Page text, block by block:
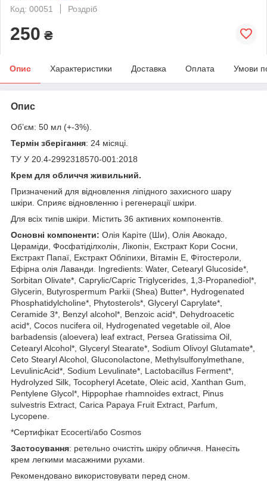
Код: 00051
Роздріб
250 ₴
Опис Характеристики Доставка Оплата Умови
Опис
Об’єм: 50 мл (+-3%).
Термін зберігання: 24 місяці.
ТУ У 20.4-2992318570-001:2018
Крем для обличчя живильний.
Призначений для відновлення ліпідного захисного шару
шкіри. Сприяє відновленню і регенерації шкіри.
Для всіх типів шкіри. Містить 36 активних компонентів.
Основні компоненти: Олія Каріте (Ши), Олія Авокадо,
Цераміди, Фосфатіділхолін, Лікопін, Екстракт Кори Сосни,
Екстракт Папаї, Екстракт Обліпихи, Вітамін Е, Фітостероли,
Ефірна олія Лаванди. Ingredients: Water, Cetearyl Glucoside*,
Sorbitan Olivate*, Caprylic/Capric Triglycerides, 1,3-Propanediol*,
Glycerin, Butyrospermum Parkii (Shea) Butter*, Hydrogenated
Phosphatidylcholine*, Phytosterols*, Glyceryl Caprylate*,
Ceramide 3*, Benzyl alcohol*, Benzoic acid*, Dehydroacetic
acid*, Cocos nucifera oil, Hydrogenated vegetable oil, Aloe
barbadensis (aloevera) leaf extract, Persea Gratissima Oil,
Cetearyl Alcohol*, Glyceryl Stearate*, Sodium Olivoyl Glutamate*,
Ceto Stearyl Alcohol, Gluconolactone, Methylsulfonylmethane,
LevulinicAcid*, Sodium Levulinate*, Lactobacillus Ferment*,
Hydrolyzed Silk, Tocopheryl Acetate, Oleic acid, Xanthan Gum,
Pentylene Glycol*, Hippophae rhamnoides extract, Pinus
sulvestris Extract, Carica Papaya Fruit Extract, Parfum,
Lycopene.
*Сертифікат Ecocertі/або Cosmos
Застосування: ретельно очистіть шкіру обличчя. Нанесіть
крем легкими масажними рухами.
Рекомендовано використовувати перед сном.